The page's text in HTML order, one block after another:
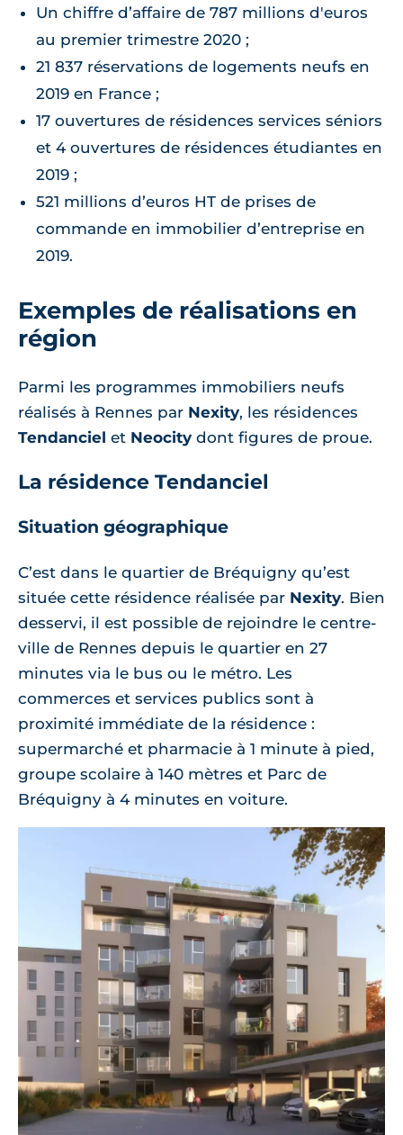
Un chiffre d’affaire de 787 millions d'euros
au premier trimestre 2020 ;
21 837 réservations de logements neufs en
2019 en France ;
17 ouvertures de résidences services séniors
et 4 ouvertures de résidences étudiantes en
2019 ;
521 millions d’euros HT de prises de
commande en immobilier d’entreprise en
2019.
Exemples de réalisations en
région
Parmi les programmes immobiliers neufs
réalisés à Rennes par Nexity, les résidences
Tendanciel et Neocity dont figures de proue.
La résidence Tendanciel
Situation géographique
C’est dans le quartier de Bréquigny qu’est
située cette résidence réalisée par Nexity. Bien
desservi, il est possible de rejoindre le centre-
ville de Rennes depuis le quartier en 27
minutes via le bus ou le métro. Les
commerces et services publics sont à
proximité immédiate de la résidence :
supermarché et pharmacie à 1 minute à pied,
groupe scolaire à 140 mètres et Parc de
Bréquigny à 4 minutes en voiture.